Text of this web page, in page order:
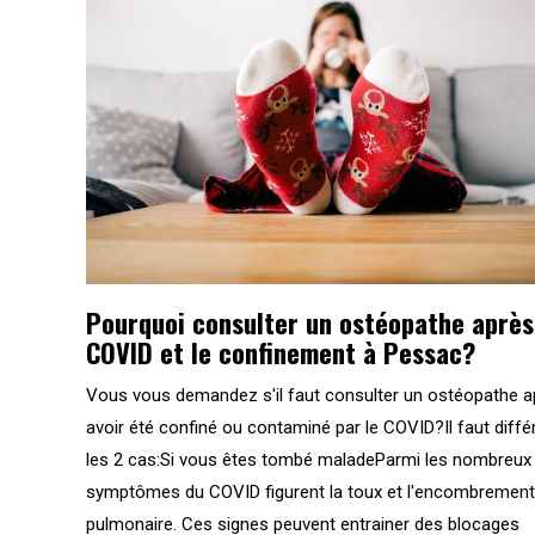
Pourquoi consulter un ostéopathe
COVID et le confinement à Pessac?
Vous vous demandez s'il faut consulter un ostéopathe
avoir été confiné ou contaminé par le COVID?Il faut
les 2 cas:Si vous êtes tombé maladeParmi les nombreux
symptômes du COVID figurent la toux et l'encombrement
pulmonaire. Ces signes peuvent entrainer des blocages